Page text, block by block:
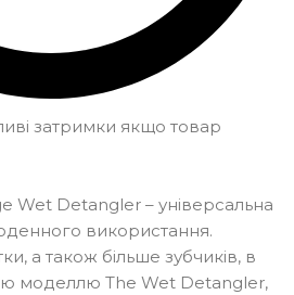
затримки якщо товар
Wet Detangler – універсальна
використання.
а також більше зубчиків, в
моделлю The Wet Detangler,